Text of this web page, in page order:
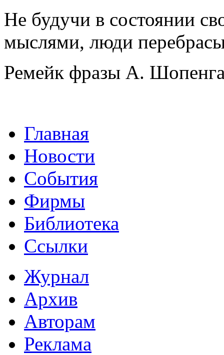
Не будучи в состоянии
мыслями, люди
Ремейк фразы А.
Главная
Новости
События
Фирмы
Библиотека
Ссылки
Журнал
Архив
Авторам
Реклама